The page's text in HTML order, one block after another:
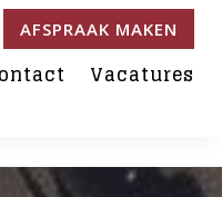
AFSPRAAK MAKEN
Vacatures